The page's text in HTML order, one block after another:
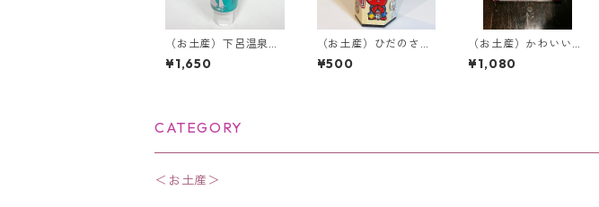
（お土産）下呂温泉ハ
ンド＆ボディクリーム
【80g】＜下呂限定＞
¥1,650
（お土産）ひだのさる
ぼぼおみくじクッキー
12枚入り＜飛騨限定＞
¥500
（お土産）かわいいさ
るぼぼ伝説【24枚入
り】＜飛騨限定＞
¥1,080
CATEGORY
＜お土産＞